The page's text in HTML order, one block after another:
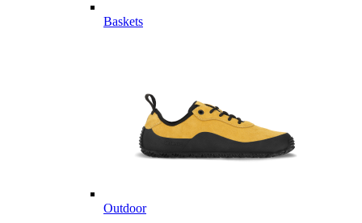
Baskets
Outdoor